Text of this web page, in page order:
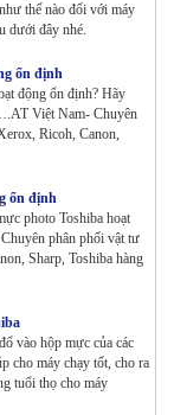
4515AC Renew
5015AC Renew
367 Renew
C1085 | 6085 |
1645g ZIN
thế nào đối với máy
dưới đây nhé.
ổn định
động ổn định? Hãy
Việt Nam- Chuyên
Ricoh, Canon,
ổn định
photo Toshiba hoạt
phân phối vật tư
Sharp, Toshiba hàng
vào hộp mực của các
cho máy chạy tốt, cho ra
tuổi thọ cho máy